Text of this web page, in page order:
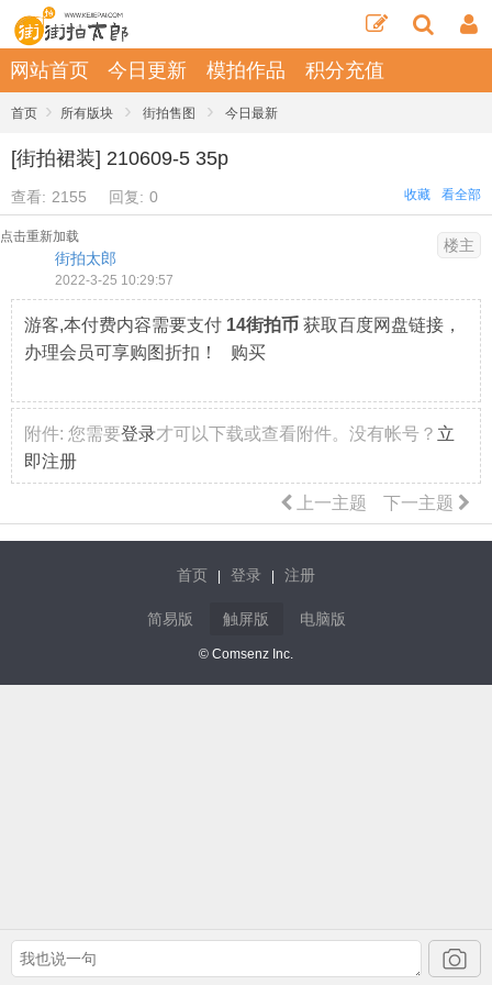
网站首页 今日更新 模拍作品 积分充值
首页 › 所有版块 › 街拍售图 › 今日最新
[街拍裙装] 210609-5 35p
查看: 2155 回复: 0 看全部
收藏
点击重新加载
街拍太郎
2022-3-25 10:29:57
楼主
游客,本付费内容需要支付 14街拍币 获取百度网盘链接，
办理会员可享购图折扣！ 购买
附件: 您需要登录才可以下载或查看附件。没有帐号？ 立
即注册
下一主题
上一主题
首页 登录 注册
简易版 触屏版 电脑版
© Comsenz Inc.